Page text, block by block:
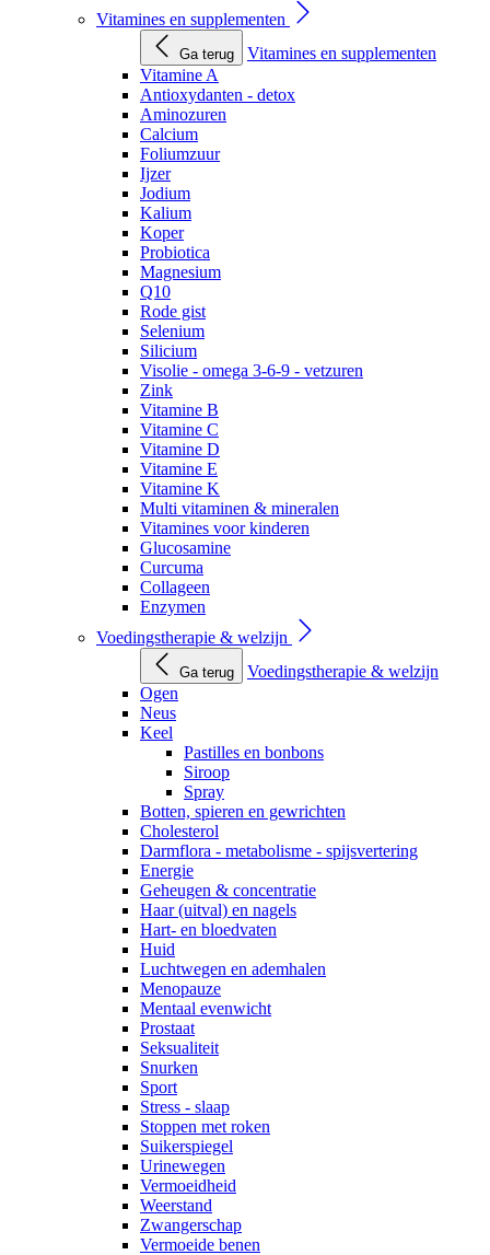
Vitamines en supplementen
Ga terug
Vitamines en supplementen
Vitamine A
Antioxydanten - detox
Aminozuren
Calcium
Foliumzuur
Ijzer
Jodium
Kalium
Koper
Probiotica
Magnesium
Q10
Rode gist
Selenium
Silicium
Visolie - omega 3-6-9 - vetzuren
Zink
Vitamine B
Vitamine C
Vitamine D
Vitamine E
Vitamine K
Multi vitaminen & mineralen
Vitamines voor kinderen
Glucosamine
Curcuma
Collageen
Enzymen
Voedingstherapie & welzijn
Ga terug
Voedingstherapie & welzijn
Ogen
Neus
Keel
Pastilles en bonbons
Siroop
Spray
Botten, spieren en gewrichten
Cholesterol
Darmflora - metabolisme - spijsvertering
Energie
Geheugen & concentratie
Haar (uitval) en nagels
Hart- en bloedvaten
Huid
Luchtwegen en ademhalen
Menopauze
Mentaal evenwicht
Prostaat
Seksualiteit
Snurken
Sport
Stress - slaap
Stoppen met roken
Suikerspiegel
Urinewegen
Vermoeidheid
Weerstand
Zwangerschap
Vermoeide benen